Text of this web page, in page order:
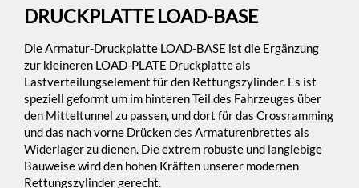
DRUCKPLATTE LOAD-BASE
Die Armatur-Druckplatte LOAD-BASE ist die Ergänzung
zur kleineren LOAD-PLATE Druckplatte als
Lastverteilungselement für den Rettungszylinder. Es ist
speziell geformt um im hinteren Teil des Fahrzeuges über
den Mitteltunnel zu passen, und dort für das Crossramming
und das nach vorne Drücken des Armaturenbrettes als
Widerlager zu dienen. Die extrem robuste und langlebige
Bauweise wird den hohen Kräften unserer modernen
Rettungszylinder gerecht.